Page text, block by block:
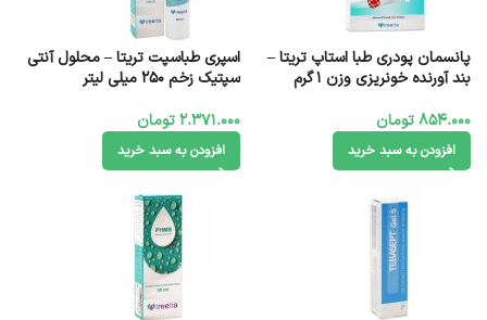
پانسمان پودری طبا استاپ تریتا –
بند آورنده خونریزی وزن 1 گرم
854.000تومان
افزودن به سبد خرید
اسپری طباسپت تریتا – محلول آنتی
سپتیک زخم 250 میلی لیتر
2.371.000تومان
افزودن به سبد خرید